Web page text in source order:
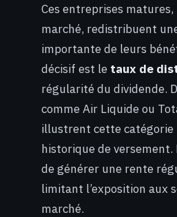
Ces entreprises
marché, redistribuent
importante de leurs
décisif est le taux de
régularité du dividende.
comme Air Liquide ou
illustrent cette catégorie
historique de versement.
de générer une rente
limitant l’exposition aux
marché.